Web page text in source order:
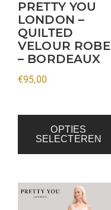
PRETTY YOU
LONDON –
QUILTED
VELOUR ROBE
– BORDEAUX
€95,00
OPTIES
SELECTEREN
kan
gekozen
worden
op
productpagina
Dit